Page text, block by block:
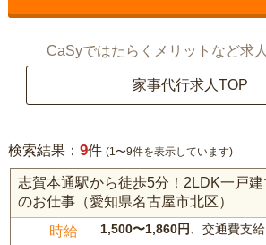
CaSyではたらくメリットなど求
家事代行求人TOP
検索結果： 9件 (1〜9件を表示しています)
志賀本通駅から徒歩5分！2LDK一戸
のお仕事（愛知県名古屋市北区）
時給 1,500〜1,860円 、交通費支